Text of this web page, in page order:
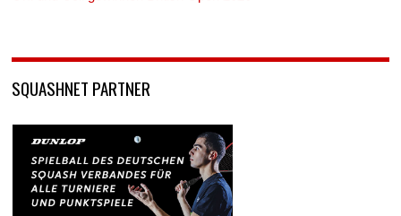
SQUASHNET PARTNER